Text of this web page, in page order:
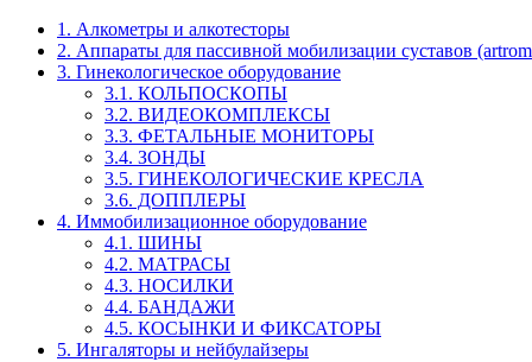
1. Алкометры и алкотесторы
2. Аппараты для пассивной мобилизации суставов
3. Гинекологическое оборудование
3.1. КОЛЬПОСКОПЫ
3.2. ВИДЕОКОМПЛЕКСЫ
3.3. ФЕТАЛЬНЫЕ МОНИТОРЫ
3.4. ЗОНДЫ
3.5. ГИНЕКОЛОГИЧЕСКИЕ КРЕСЛА
3.6. ДОППЛЕРЫ
4. Иммобилизационное оборудование
4.1. ШИНЫ
4.2. МАТРАСЫ
4.3. НОСИЛКИ
4.4. БАНДАЖИ
4.5. КОСЫНКИ И ФИКСАТОРЫ
5. Ингаляторы и нейбулайзеры